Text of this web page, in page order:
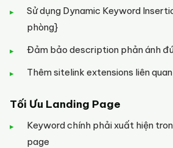
Sử dụng Dynamic Keyword
phòng}
Đảm bảo description phản ánh
Thêm sitelink extensions liên
Tối Ưu Landing Page
Keyword chính phải xuất hiện
page